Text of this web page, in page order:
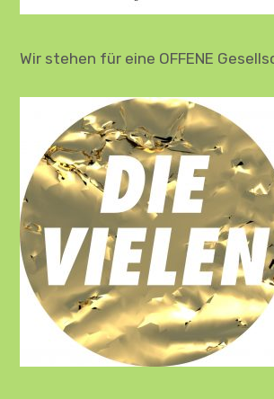
Wir stehen für eine OFFENE